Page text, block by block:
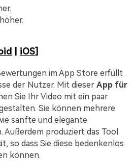
iOS]
im App Store erfüllt
der Nutzer. Mit dieser App für
Sie Ihr Video mit ein paar
Sie können mehrere
sanfte und elegante
Außerdem produziert das Tool
so dass Sie diese bedenkenlos
können.